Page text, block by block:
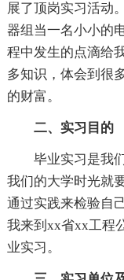
展了顶岗实习活动
器组当一名小小的
程中发生的点滴给
多知识，体会到很
的财富。
二、实习目的
毕业实习是我
我们的大学时光就
通过实践来检验自
我来到xx省xx工程
业实习。